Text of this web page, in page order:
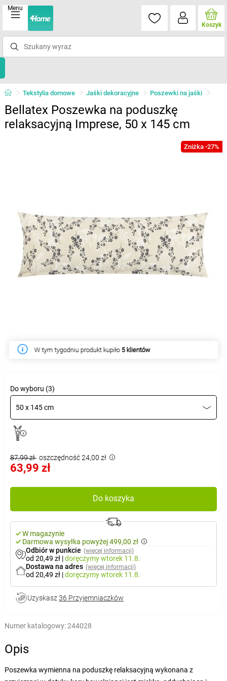
Menu
Koszyk
Tekstylia domowe Jaśki dekoracyjne Poszewki na jaśki
Bellatex Poszewka na poduszkę
relaksacyjną Imprese, 50 x 145 cm
Zniżka -27%
W tym tygodniu produkt kupiło 5 klientów
Do wyboru (3)
50 x 145 cm
87,99 zł oszczędność 24,00 zł
63,99 zł
Do koszyka
W magazynie
Darmowa wysyłka powyżej 499,00 zł
Odbiór w punkcie (więcej informacji)
od 20,49 zł |doręczymywtorek 11.8.
Dostawa na adres (więcej informacji)
od 20,49 zł |doręczymywtorek 11.8.
Uzyskasz 36 Przyjemniaczków
Numer katalogowy:244028
Opis
Poszewka wymienna na poduszkę relaksacyjną wykonana z